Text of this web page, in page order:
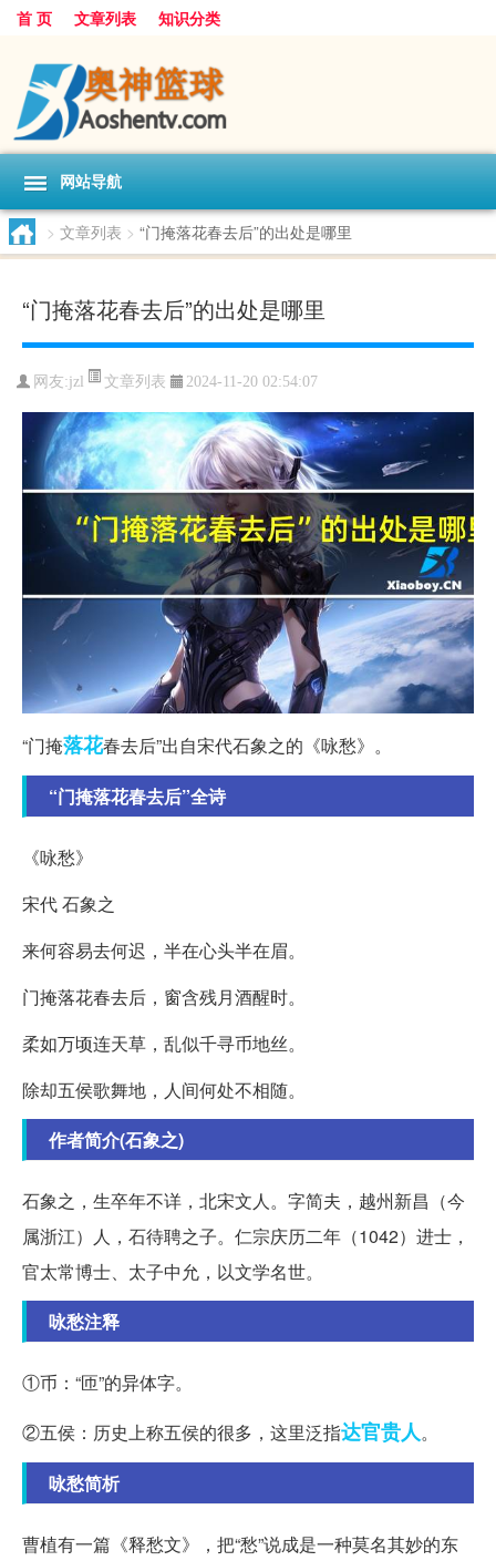
首 页 文章列表 知识分类
网站导航
> 文章列表 > “门掩落花春去后”的出处是哪里
“门掩落花春去后”的出处是哪里
网友:jzl 文章列表 2024-11-20 02:54:07
“门掩落花春去后”出自宋代石象之的《咏愁》。
“门掩落花春去后”全诗
《咏愁》
宋代 石象之
来何容易去何迟，半在心头半在眉。
门掩落花春去后，窗含残月酒醒时。
柔如万顷连天草，乱似千寻币地丝。
除却五侯歌舞地，人间何处不相随。
作者简介(石象之)
石象之，生卒年不详，北宋文人。字简夫，越州新昌（今
属浙江）人，石待聘之子。仁宗庆历二年（1042）进士，
官太常博士、太子中允，以文学名世。
咏愁注释
①币：“匝”的异体字。
②五侯：历史上称五侯的很多，这里泛指达官贵人。
咏愁简析
曹植有一篇《释愁文》，把“愁”说成是一种莫名其妙的东